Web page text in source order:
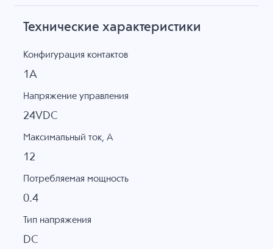
Технические характеристики
Конфигурация контактов
1A
Напряжение управления
24VDC
Максимальный ток, А
12
Потребляемая мощность
0.4
Тип напряжения
DC